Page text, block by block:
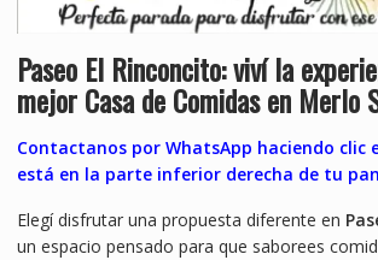
Paseo El Rinconcito: viví la
mejor Casa de Comidas en Merlo
Contactanos por WhatsApp haciendo clic
está en la parte inferior derecha de tu
Elegí disfrutar una propuesta diferente en
un espacio pensado para que saborees